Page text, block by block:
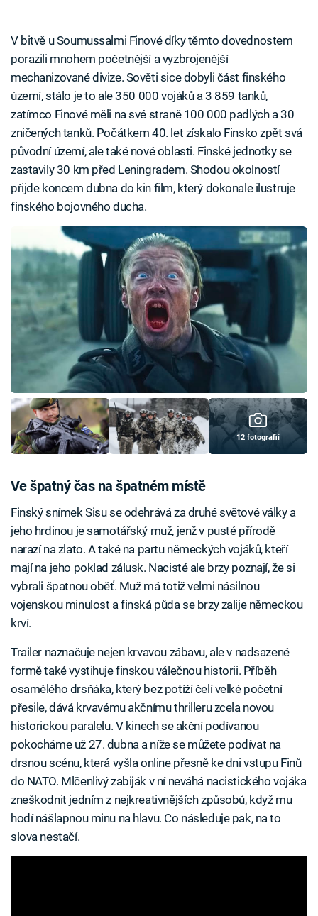
V bitvě u Soumussalmi Finové díky těmto dovednostem
porazili mnohem početnější a vyzbrojenější
mechanizované divize. Sověti sice dobyli část finského
území, stálo je to ale 350 000 vojáků a 3 859 tanků,
zatímco Finové měli na své straně 100 000 padlých a 30
zničených tanků. Počátkem 40. let získalo Finsko zpět svá
původní území, ale také nové oblasti. Finské jednotky se
zastavily 30 km před Leningradem. Shodou okolností
přijde koncem dubna do kin film, který dokonale ilustruje
finského bojovného ducha.
12 fotografií
Ve špatný čas na špatném místě
Finský snímek Sisu se odehrává za druhé světové války a
jeho hrdinou je samotářský muž, jenž v pusté přírodě
narazí na zlato. A také na partu německých vojáků, kteří
mají na jeho poklad zálusk. Nacisté ale brzy poznají, že si
vybrali špatnou oběť. Muž má totiž velmi násilnou
vojenskou minulost a finská půda se brzy zalije německou
krví.
Trailer naznačuje nejen krvavou zábavu, ale v nadsazené
formě také vystihuje finskou válečnou historii. Příběh
osamělého drsňáka, který bez potíží čelí velké početní
přesile, dává krvavému akčnímu thrilleru zcela novou
historickou paralelu. V kinech se akční podívanou
pokocháme už 27. dubna a níže se můžete podívat na
drsnou scénu, která vyšla online přesně ke dni vstupu Finů
do NATO. Mlčenlivý zabiják v ní neváhá nacistického vojáka
zneškodnit jedním z nejkreativnějších způsobů, když mu
hodí nášlapnou minu na hlavu. Co následuje pak, na to
slova nestačí.